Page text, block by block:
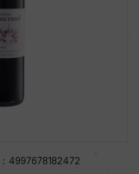
4997678182472